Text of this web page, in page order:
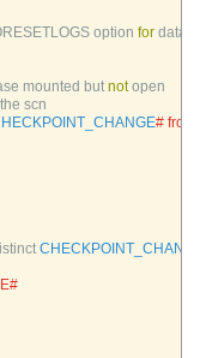
option for
mounted but not open
the scn
#